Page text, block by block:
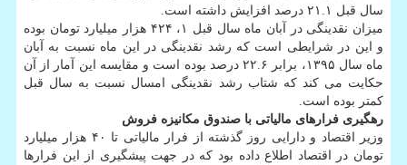
سال قبل ۲۱.۱ درصد افزایش داشته است.
میزان نقدینگی در آبان ماه سال قبل ۱، ۴۲۴ هزار میلیارد تومان بوده
و این در شرایطی است كه رشد نقدینگی در این ماه نسبت به آبان
ماه سال ۱۳۹۵، برابر ۲۲.۶ درصد بوده است و مقایسه این آمار از آن
حكایت می كند كه شتاب رشد نقدینگی امسال نسبت به سال قبل
كمتر بوده است.
رهگیری فرارهای مالیاتی با صندوق مكانیزه فروش
وزیر اقتصاد و دارایی روز گذشته از فرار مالیاتی تا ۴۰ هزار میلیارد
تومان در اقتصاد اطلاع داده بود كه در جهت پیشگیری از این فرارها